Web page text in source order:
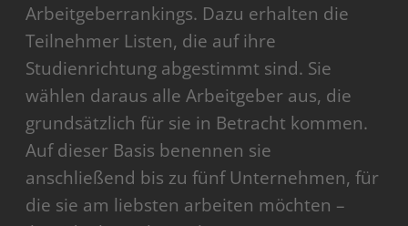
Arbeitgeberrankings. Dazu erhalten die
Teilnehmer Listen, die auf ihre
Studienrichtung abgestimmt sind. Sie
wählen daraus alle Arbeitgeber aus, die
grundsätzlich für sie in Betracht kommen.
Auf dieser Basis benennen sie
anschließend bis zu fünf Unternehmen, für
die sie am liebsten arbeiten möchten –